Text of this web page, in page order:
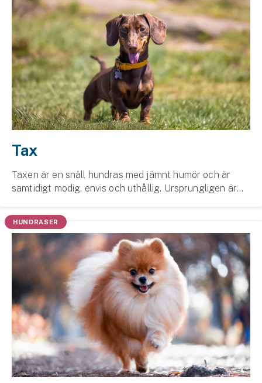
Företagsförsäkring
Bilförsäkring för företag
Släpvagnsförsäkring
Drönarförsäkring
För förmedlare
Försäkring via förmedlare
Tax
Taxen är en snäll hundras med jämnt humör och är
samtidigt modig, envis och uthållig. Ursprungligen är
familjehund, och blir alltmer populär som sällskaps...
HUNDRASER